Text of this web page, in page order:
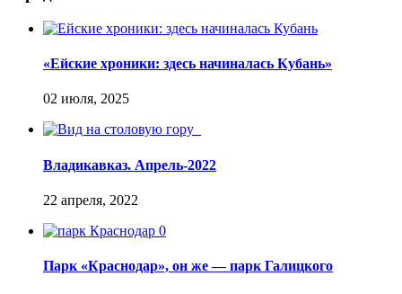
«Ейские хроники: здесь начиналась Кубань»
Владикавказ. Апрель-2022
Парк «Краснодар», он же — парк Галицкого